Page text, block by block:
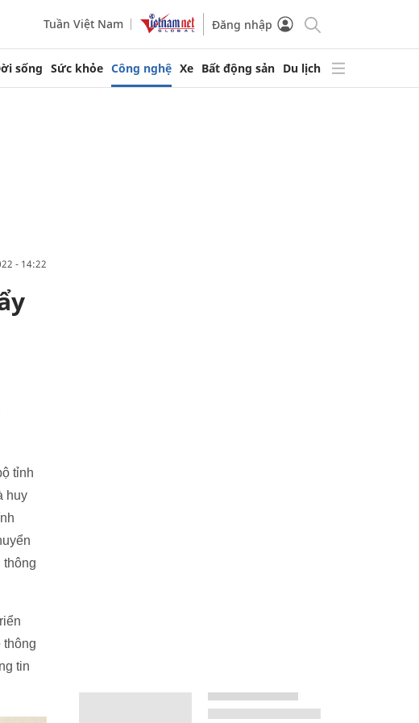
Tuần Việt Nam Đăng nhập
sống Sức khỏe Công nghệ Xe Bất động sản Du lịch
- 14:22
tỉnh
huy
thông
thông
tin